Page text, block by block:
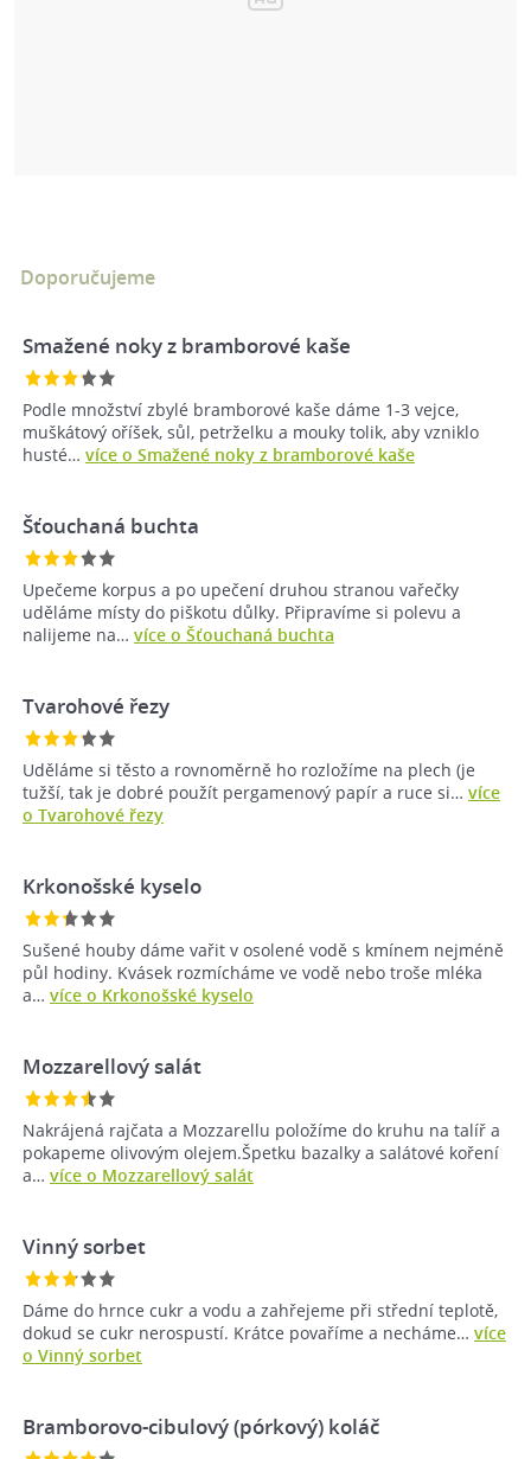
Doporučujeme
Smažené noky z bramborové kaše
Podle množství zbylé bramborové kaše dáme 1-3 vejce,
muškátový oříšek, sůl, petrželku a mouky tolik, aby vzniklo
husté… více o Smažené noky z bramborové kaše
Šťouchaná buchta
Upečeme korpus a po upečení druhou stranou vařečky
uděláme místy do piškotu důlky. Připravíme si polevu a
nalijeme na… více o Šťouchaná buchta
Tvarohové řezy
Uděláme si těsto a rovnoměrně ho rozložíme na plech (je
tužší, tak je dobré použít pergamenový papír a ruce si… více
o Tvarohové řezy
Krkonošské kyselo
Sušené houby dáme vařit v osolené vodě s kmínem nejméně
půl hodiny. Kvásek rozmícháme ve vodě nebo troše mléka
a… více o Krkonošské kyselo
Mozzarellový salát
Nakrájená rajčata a Mozzarellu položíme do kruhu na talíř a
pokapeme olivovým olejem.Špetku bazalky a salátové koření
a… více o Mozzarellový salát
Vinný sorbet
Dáme do hrnce cukr a vodu a zahřejeme při střední teplotě,
dokud se cukr nerospustí. Krátce povaříme a necháme… více
o Vinný sorbet
Bramborovo-cibulový (pórkový) koláč